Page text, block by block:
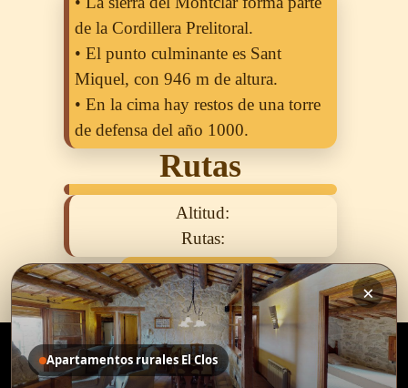
de la Cordillera Prelitoral.
• El punto culminante es Sant
Miquel, con 946 m de altura.
• En la cima hay restos de una torre
de defensa del año 1000.
Rutas
Altitud:
Rutas:
Todos Los Pueblos
×
Apartamentos rurales El Clos